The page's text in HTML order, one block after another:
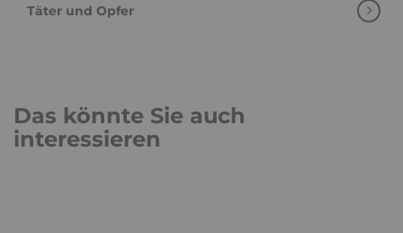
Täter und Opfer
Das könnte Sie auch
interessieren